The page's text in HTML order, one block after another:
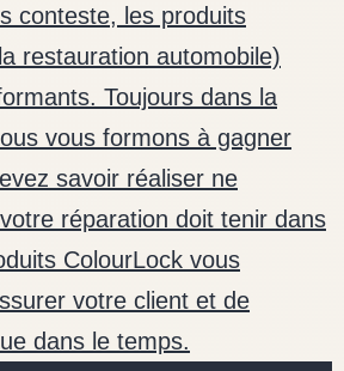
conteste, les produits
restauration automobile)
Toujours dans la
vous formons à gagner
savoir réaliser ne
réparation doit tenir dans
ColourLock vous
votre client et de
dans le temps.